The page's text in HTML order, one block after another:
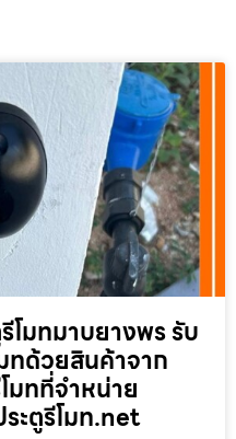
โมทมาบยางพร รับ
ทด้วยสินค้าจาก
มทที่จำหน่าย
ะตูรีโมท.net